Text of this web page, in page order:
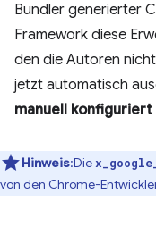
Bundler generierter
Framework diese
den die Autoren
jetzt automatisch
manuell konfiguriert
Hinweis:Die
von den Chrome-